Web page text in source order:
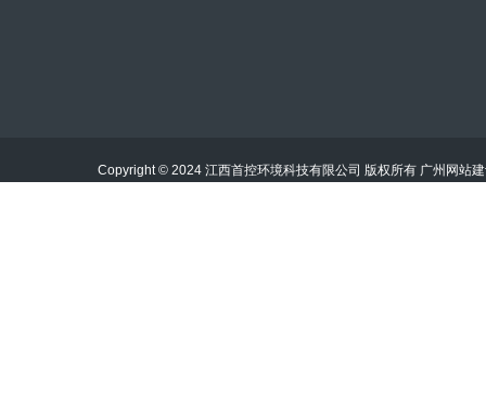
Copyright © 2024 江西首控环境科技有限公司 版权所有 广州网站